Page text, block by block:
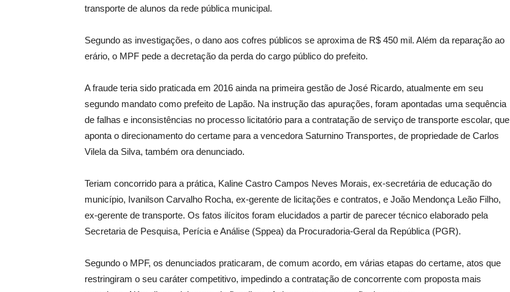
transporte de alunos da rede pública municipal.
Segundo as investigações, o dano aos cofres públicos se aproxima de R$ 450 mil. Além da reparação ao
erário, o MPF pede a decretação da perda do cargo público do prefeito.
A fraude teria sido praticada em 2016 ainda na primeira gestão de José Ricardo, atualmente em seu
segundo mandato como prefeito de Lapão. Na instrução das apurações, foram apontadas uma sequência
de falhas e inconsistências no processo licitatório para a contratação de serviço de transporte escolar, que
aponta o direcionamento do certame para a vencedora Saturnino Transportes, de propriedade de Carlos
Vilela da Silva, também ora denunciado.
Teriam concorrido para a prática, Kaline Castro Campos Neves Morais, ex-secretária de educação do
município, Ivanilson Carvalho Rocha, ex-gerente de licitações e contratos, e João Mendonça Leão Filho,
ex-gerente de transporte. Os fatos ilícitos foram elucidados a partir de parecer técnico elaborado pela
Secretaria de Pesquisa, Perícia e Análise (Sppea) da Procuradoria-Geral da República (PGR).
Segundo o MPF, os denunciados praticaram, de comum acordo, em várias etapas do certame, atos que
restringiram o seu caráter competitivo, impedindo a contratação de concorrente com proposta mais